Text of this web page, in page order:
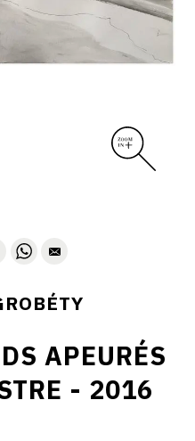
APEURÉS
- 2016